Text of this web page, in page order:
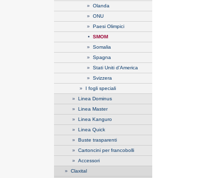
» Olanda
» ONU
» Paesi Olimpici
• SMOM
» Somalia
» Spagna
» Stati Uniti d'America
» Svizzera
» I fogli speciali
» Linea Dominus
» Linea Master
» Linea Kanguro
» Linea Quick
» Buste trasparenti
» Cartoncini per francobolli
» Accessori
» Claxital